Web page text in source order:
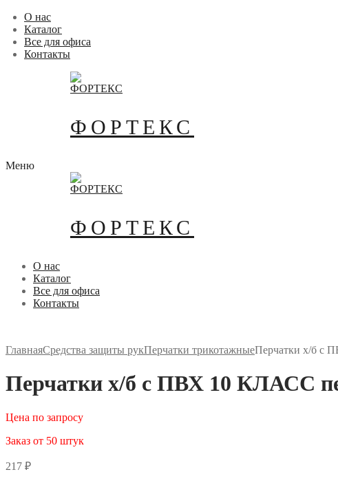
Перейти
содержимому
Меню
Закрыть
О нас
Каталог
Все для офиса
Контакты
ФОРТЕКС
Меню
ФОРТЕКС
О нас
Каталог
Все для офиса
Контакты
ГлавнаяСредства защиты рукПерчатки трикотажныеПерчатки х/б с
Перчатки х/б с ПВХ 10 КЛАСС
Цена по запросу
Заказ от 50 штук
217 ₽